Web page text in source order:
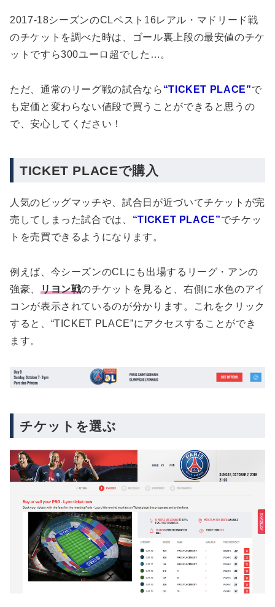
2017-18シーズンのCLベスト16レアル・マドリード戦
のチケットを調べた時は、ゴール裏上段の最安値のチケ
ットですら300ユーロ超でした…。
ただ、通常のリーグ戦の試合なら “TICKET PLACE”で
も定価と変わらない値段で買うことができると思うの
で、安心してください！
TICKET PLACEで購入
人気のビッグマッチや、試合日が近づいてチケットが完
売してしまった試合では、 “TICKET PLACE”でチケッ
トを売買できるようになります。
例えば、今シーズンのCLにも出場するリーグ・アンの
強豪、 リヨン戦のチケットを見ると、右側に水色のアイ
コンが表示されているのが分かります。これをクリック
すると、“TICKET PLACE”にアクセスすることができ
ます。
チケットを選ぶ